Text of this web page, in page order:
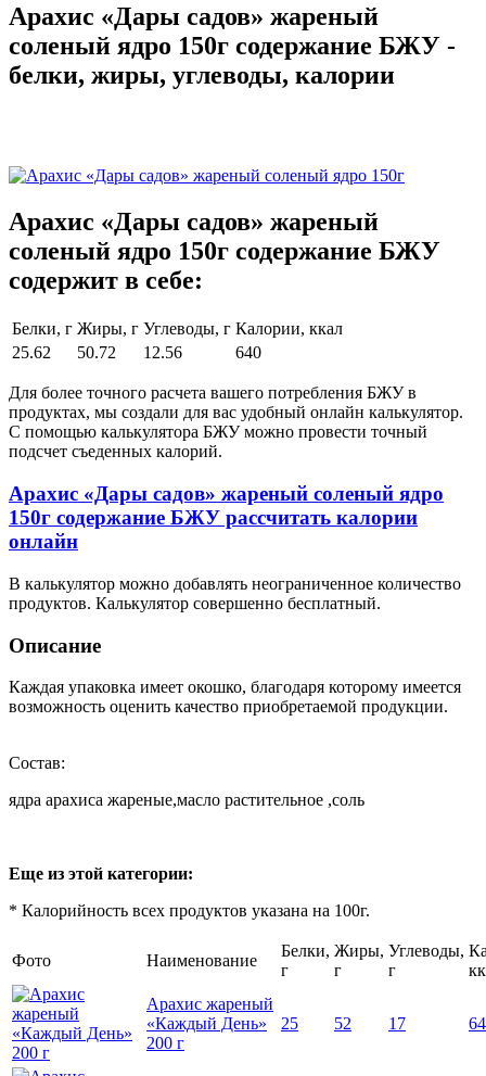
Арахис «Дары садов» жареный
соленый ядро 150г содержание БЖУ -
белки, жиры, углеводы, калории
Арахис «Дары садов» жареный
соленый ядро 150г содержание БЖУ
содержит в себе:
Белки, г Жиры, г Углеводы, г Калории, ккал
25.62
50.72 12.56 640
Для более точного расчета вашего потребления БЖУ в
продуктах, мы создали для вас удобный онлайн калькулятор.
С помощью калькулятора БЖУ можно провести точный
подсчет съеденных калорий.
Арахис «Дары садов» жареный соленый ядро
150г содержание БЖУ рассчитать калории
онлайн
В калькулятор можно добавлять неограниченное количество
продуктов. Калькулятор совершенно бесплатный.
Описание
Каждая упаковка имеет окошко, благодаря которому имеется
возможность оценить качество приобретаемой продукции.
Состав:
ядра арахиса жареные,масло растительное ,соль
Еще из этой категории:
* Калорийность всех продуктов указана на 100г.
Фото Наименование
Белки,
г
Жиры,
г
Углеводы,
г
Арахис жареный
«Каждый День»
200 г
25 52 17